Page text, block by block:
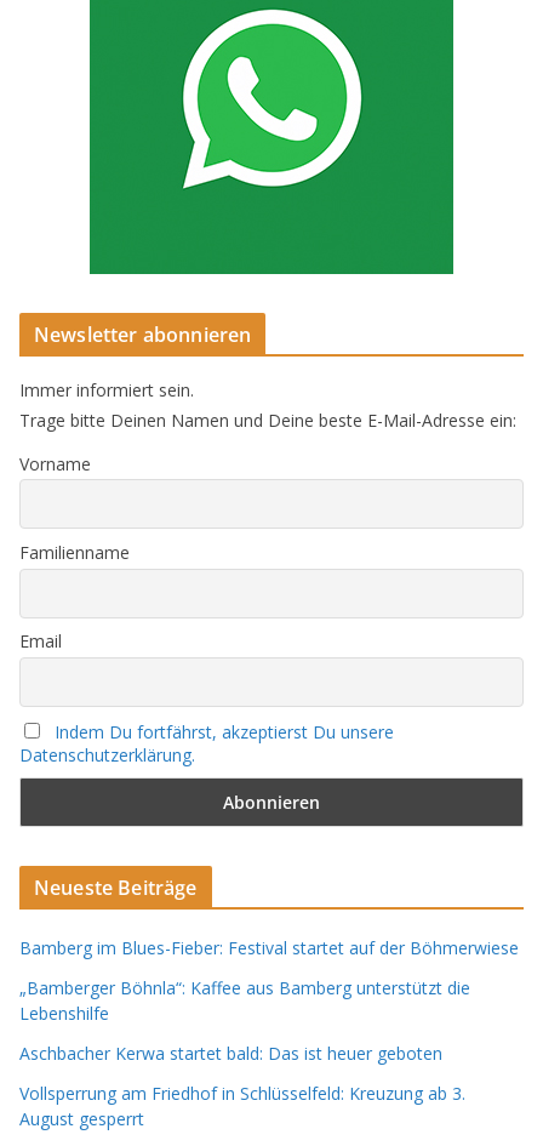
Newsletter abonnieren
Immer informiert sein.
Trage bitte Deinen Namen und Deine beste E-Mail-Adresse ein:
Vorname
Familienname
Email
Indem Du fortfährst, akzeptierst Du unsere
Datenschutzerklärung.
Neueste Beiträge
Bamberg im Blues-Fieber: Festival startet auf der Böhmerwiese
„Bamberger Böhnla“: Kaffee aus Bamberg unterstützt die
Lebenshilfe
Aschbacher Kerwa startet bald: Das ist heuer geboten
Vollsperrung am Friedhof in Schlüsselfeld: Kreuzung ab 3.
August gesperrt